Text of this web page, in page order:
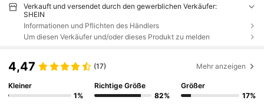
Verkauft und versendet durch den gewerblichen Verkäufer:
SHEIN
Informationen und Pflichten des Händlers
Um diesen Verkäufer und/oder dieses Produkt zu melden
4,47 (17) Mehr anzeigen
Kleiner
1%
Richtige Größe
82%
Größer
17%